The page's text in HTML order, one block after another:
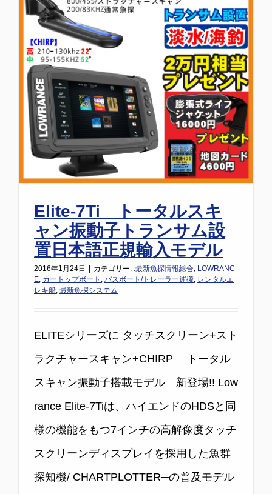
Elite-7Ti トータルスキ
ャン振動子トランサム設
置日本語正規輸入モデル
2016年1月24日 カテゴリー: .最新魚探情報総合, LOWRANC
E, カートップボート , バスボート/トレーラー運搬, レンタルエ
レキ船, 最新魚探システム
ELITEシリーズに タッチスクリーン+スト
ラクチャースキャン+CHIRP トータル
スキャン振動子搭載モデル 新登場!! Low
rance Elite-7Tiは、ハイエンドのHDSと同
様の機能をもつ7インチの高解像度タッチ
スクリーンディスプレイを採用した魚群
探知機/ CHARTPLOTTER─の普及モデル